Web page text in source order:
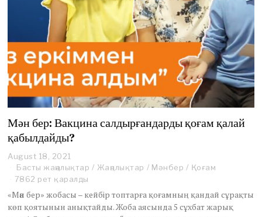
Мән бер: Вакцина салдырғандарды қоғам қалай
қабылдайды?
August 18, 2021
u
g
s
t
Басты жаңалықтар / Жаңалықтар / Мәнбер / Қоғам
7862 рет қаралды
«Мән бер» жобасы – кейбір топтарға қоғамның қандай сұрақты
көп қоятынын анықтайды. Жоба аясында 5 сұхбат жарық